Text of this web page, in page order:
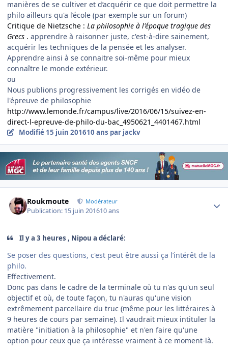
manières de se cultiver et d’acquérir ce que doit permettre la
philo ailleurs qu'a l’école (par exemple sur un forum)
Critique de Nietzsche : La philosophie à l'époque tragique des
Grecs . apprendre à raisonner juste, c'est-à-dire sainement,
acquérir les techniques de la pensée et les analyser.
Apprendre ainsi à se connaitre soi-même pour mieux
connaître le monde extérieur.
ou
Nous publions progressivement les corrigés en vidéo de
l'épreuve de philosophie
http://www.lemonde.fr/campus/live/2016/06/15/suivez-en-
direct-l-epreuve-de-philo-du-bac_4950621_4401467.html
Modifié 15 juin 201610 ans par jackv
Roukmoute Modérateur
Publication: 15 juin 201610 ans
Il y a 3 heures , Nipou a déclaré:
Se poser des questions, c'est peut être aussi ça l’intérêt de la
philo.
Effectivement.
Donc pas dans le cadre de la terminale où tu n'as qu'un seul
objectif et où, de toute façon, tu n'auras qu'une vision
extrêmement parcellaire du truc (même pour les littéraires à
9 heures de cours par semaine). Il vaudrait mieux intituler la
matière "initiation à la philosophie" et n'en faire qu'une
option pour ceux que ça intéresse vraiment à ce moment-là.